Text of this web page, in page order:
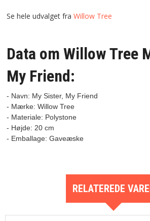
Se hele udvalget fra Willow Tree
Data om Willow Tree
My Friend:
- Navn: My Sister, My Friend
- Mærke: Willow Tree
- Materiale: Polystone
- Højde: 20 cm
- Emballage: Gaveæske
RELATEREDE